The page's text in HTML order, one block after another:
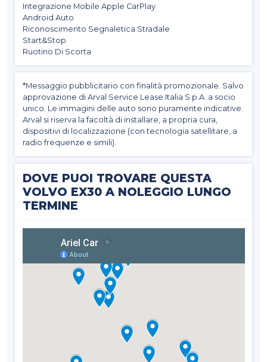
Integrazione Mobile Apple CarPlay
Android Auto
Riconoscimento Segnaletica Stradale
Start&Stop
Ruotino Di Scorta
*Messaggio pubblicitario con finalità promozionale. Salvo
approvazione di Arval Service Lease Italia S.p.A. a socio
unico. Le immagini delle auto sono puramente indicative.
Arval si riserva la facoltà di installare, a propria cura,
dispositivi di localizzazione (con tecnologia satellitare, a
radio frequenze e simili).
DOVE PUOI TROVARE QUESTA
VOLVO EX30 A NOLEGGIO LUNGO
TERMINE